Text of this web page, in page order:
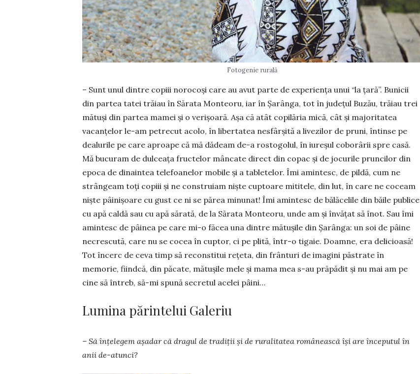
Fotogenie rurală
– Sunt unul dintre copiii norocoşi care au avut parte de experienţa unui “la ţară”. Bunicii
din partea tatei trăiau în Sărata Monteoru, iar în Şarânga, tot în judeţul Buzău, trăiau trei
mătuşi din partea mamei şi o verişoară. Aşa că atât copilăria mică, cât şi majoritatea
vacanţelor le-am petrecut acolo, în libertatea nesfârşită a livezilor de pruni, întinse pe
dealurile pe care aproape că mă dădeam de-a rostogolul, în iureşul coborârii spre casă.
Mă bucuram de dulceaţa fructelor mâncate direct din copac şi de jocurile pruncilor din
epoca de dinaintea telefoanelor mobile şi a table­te­lor. Îmi amintesc, de pildă, cum ne
strân­geam toți copiii şi ne construiam nişte cup­toare mititele, din lut, în care ne coceam
nişte pâinişoare cu gust ce ni se părea mi­nunat! Îmi amintesc de bălăcelile din băile publice
cu apă caldă sau cu apă sărată, de la Sărata Monteoru, unde am şi învăţat să înot. Sau îmi
amintesc de pâinea pe care mi-o făcea una dintre mătuşile din Şa­rânga: un soi de pâine
necrescută, care nu se cocea în cuptor, ci pe plită, într-o tigaie. Doamne, era delicioasă!
Tot încerc de ceva timp să reconstitui reţeta, din frânturi de imagini păstrate în
memorie, fiindcă, din păcate, mătuşile mele şi mama mea s-au prăpădit şi nu mai am pe
cine să întreb, să-mi spună secretul acelei pâini…
Lumina părintelui Galeriu
– Să înțelegem aşadar că dragul de tradiţii şi de ruralitatea românească își are începutul în
anii de-atunci?